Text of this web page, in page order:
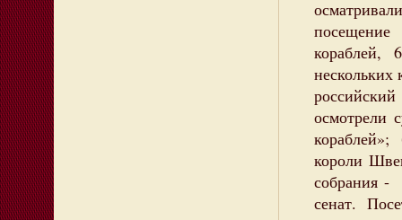
кораблей,
нескольких
осмотрели
короли
собрания -
сенат.